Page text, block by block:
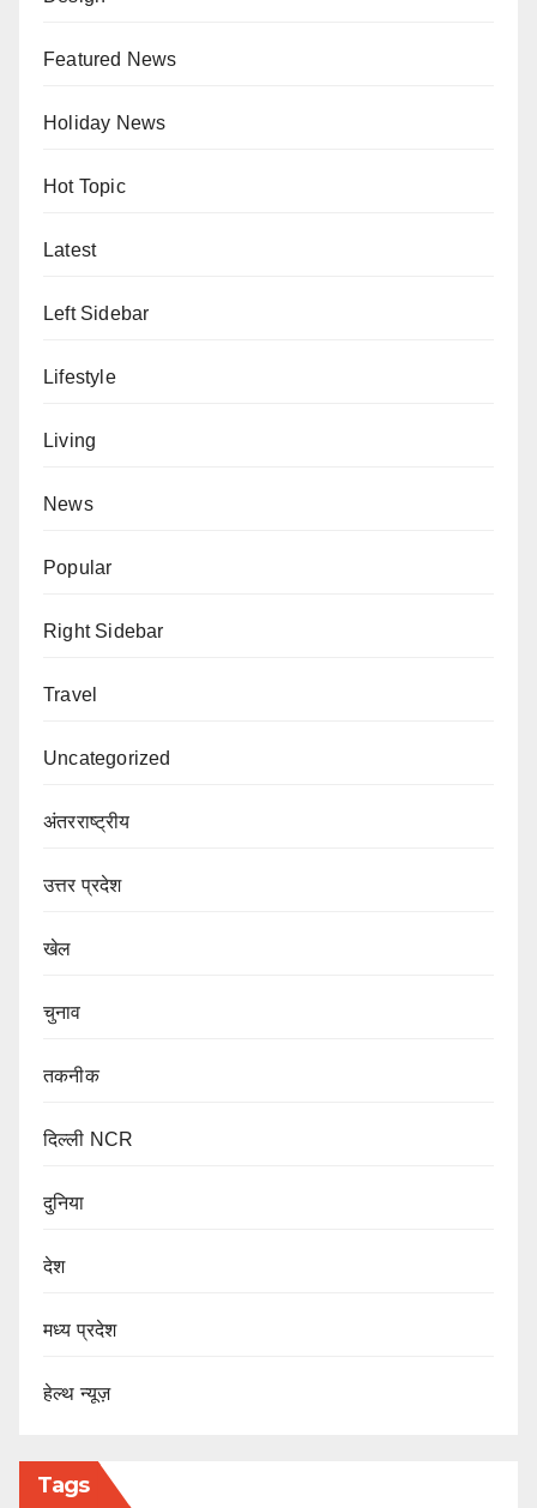
Featured News
Holiday News
Hot Topic
Latest
Left Sidebar
Lifestyle
Living
News
Popular
Right Sidebar
Travel
Uncategorized
अंतरराष्ट्रीय
उत्तर प्रदेश
खेल
चुनाव
तकनीक
दिल्ली NCR
दुनिया
देश
मध्य प्रदेश
हेल्थ न्यूज़
Tags